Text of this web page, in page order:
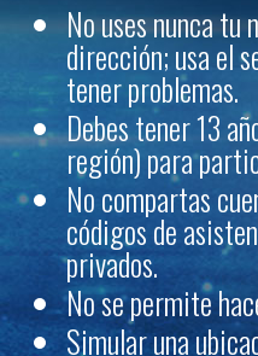
No uses nunca tu
dirección; usa el
tener problemas.
Debes tener 13
región) para
No compartas
códigos de
privados.
No se permite
Simular una